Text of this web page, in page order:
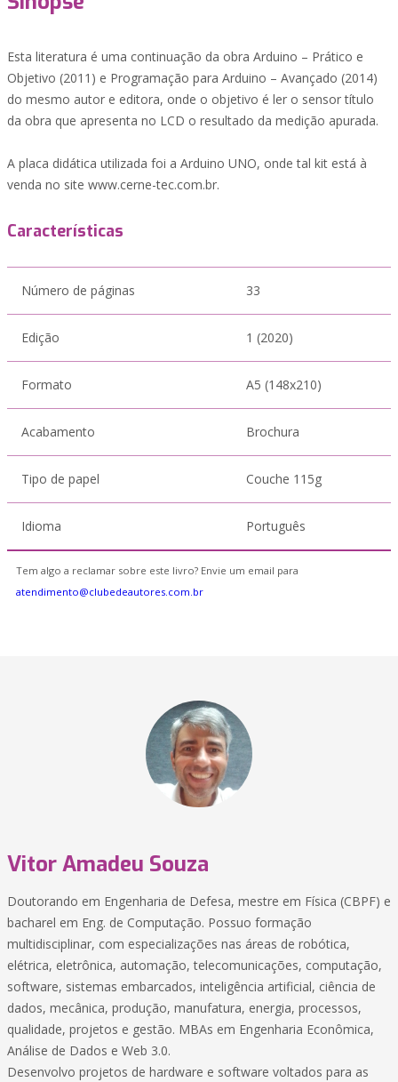
Esta literatura é uma continuação da obra Arduino – Prático e
Objetivo (2011) e Programação para Arduino – Avançado (2014)
do mesmo autor e editora, onde o objetivo é ler o sensor título
da obra que apresenta no LCD o resultado da medição apurada.
A placa didática utilizada foi a Arduino UNO, onde tal kit está à
venda no site www.cerne-tec.com.br.
Características
Número de páginas 33
Edição 1 (2020)
Formato A5 (148x210)
Acabamento Brochura
Tipo de papel Couche 115g
Idioma Português
Tem algo a reclamar sobre este livro? Envie um email para
atendimento@clubedeautores.com.br
Vitor Amadeu Souza
Doutorando em Engenharia de Defesa, mestre em Física (CBPF) e
bacharel em Eng. de Computação. Possuo formação
multidisciplinar, com especializações nas áreas de robótica,
elétrica, eletrônica, automação, telecomunicações, computação,
software, sistemas embarcados, inteligência artificial, ciência de
dados, mecânica, produção, manufatura, energia, processos,
qualidade, projetos e gestão. MBAs em Engenharia Econômica,
Análise de Dados e Web 3.0.
Desenvolvo projetos de hardware e software voltados para as